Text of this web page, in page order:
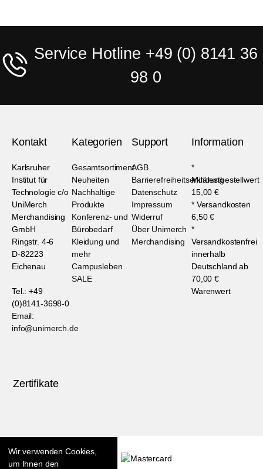
Wir verwenden Cookies,
um Ihnen den
Service Hotline +49 (0) 8141 36
98 0
Kontakt
Karlsruher
Institut für
Technologie c/o
UniMerch
Merchandising
GmbH
Ringstr. 4-6
D-82223
Eichenau
Tel.: +49
(0)8141-3698-0
Email:
info@unimerch.de
Kategorien
Gesamtsortiment
Neuheiten
Nachhaltige
Produkte
Konferenz- und
Bürobedarf
Kleidung und
mehr
Campusleben
SALE
Support
AGB
Barrierefreiheitserklärung
Datenschutz
Impressum
Widerruf
Über Unimerch
Merchandising
Information
*
Mindestbestellwert
15,00 €
* Versandkosten
6,50 €
*
Versandkostenfrei
innerhalb
Deutschland ab
70,00 €
Warenwert
Zertifikate